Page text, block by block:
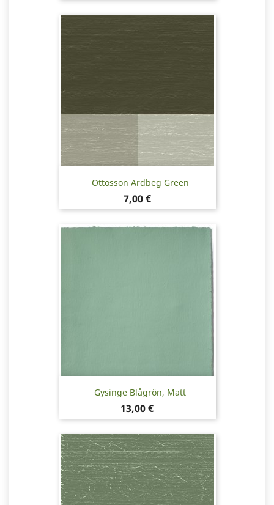
Ottosson Ardbeg Green
Pris
7,00 €
Gysinge Blågrön, Matt
Pris
13,00 €